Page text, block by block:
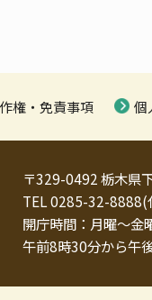
権・免責事項 個
〒329-0492 栃木県
TEL 0285-32-
開庁時間：月曜～金
午前8時30分から午